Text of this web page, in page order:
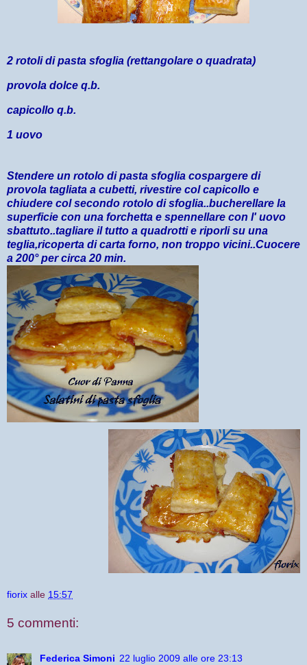
2 rotoli di pasta sfoglia (rettangolare o quadrata)
provola dolce q.b.
capicollo q.b.
1 uovo
Stendere un rotolo di pasta sfoglia cospargere di
provola tagliata a cubetti, rivestire col capicollo e
chiudere col secondo rotolo di sfoglia..bucherellare la
superficie con una forchetta e spennellare con l' uovo
sbattuto..tagliare il tutto a quadrotti e riporli su una
teglia,ricoperta di carta forno, non troppo vicini..Cuocere
a 200° per circa 20 min.
fiorix alle 15:57
5 commenti:
Federica Simoni 22 luglio 2009 alle ore 23:13